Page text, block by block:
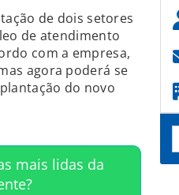
de dois setores
de atendimento
com a empresa,
agora poderá se
do novo
mais lidas da